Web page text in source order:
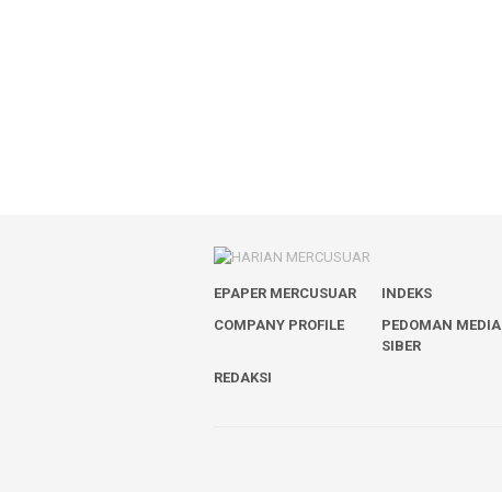
EPAPER MERCUSUAR INDEKS
COMPANY PROFILE
PEDOMAN MEDIA
SIBER
REDAKSI